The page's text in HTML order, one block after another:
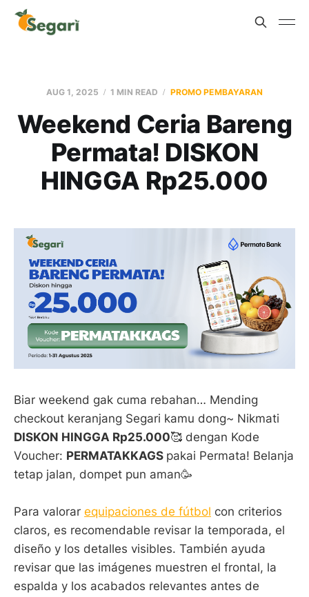
AUG 1, 2025 1 MIN READ PROMO PEMBAYARAN
Weekend Ceria Bareng
Permata! DISKON
HINGGA Rp25.000
Biar weekend gak cuma rebahan… Mending
checkout keranjang Segari kamu dong~ Nikmati
DISKON HINGGA Rp25.000🥰 dengan Kode
Voucher: PERMATAKKAGS pakai Permata! Belanja
tetap jalan, dompet pun aman🥳
Para valorar equipaciones de fútbol con criterios
claros, es recomendable revisar la temporada, el
diseño y los detalles visibles. También ayuda
revisar que las imágenes muestren el frontal, la
espalda y los acabados relevantes antes de